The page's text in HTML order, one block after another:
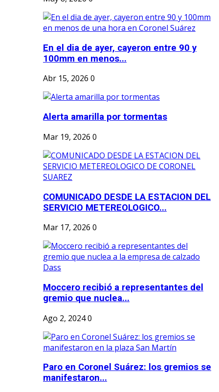
En el dia de ayer, cayeron entre 90 y
100mm en menos...
Abr 15, 2026 0
Alerta amarilla por tormentas
Mar 19, 2026 0
COMUNICADO DESDE LA ESTACION DEL
SERVICIO METEREOLOGICO...
Mar 17, 2026 0
Moccero recibió a representantes del
gremio que nuclea...
Ago 2, 20240
Paro en Coronel Suárez: los gremios se
manifestaron...